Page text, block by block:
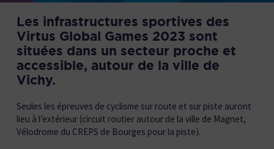
Les infrastructures sportives des
Virtus Global Games 2023 sont
situées dans un secteur proche et
accessible, autour de la ville de
Vichy.
Seules les épreuves de cyclisme sur route et sur piste auront
lieu à l’extérieur (circuit routier autour de la ville de Magnet,
Vélodrome du CREPS de Bourges pour la piste).